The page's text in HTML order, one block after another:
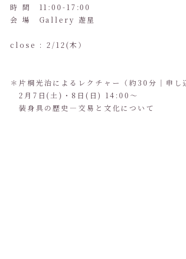
時 間 11:00-17:00
会 場 Gallery 遊星
close : 2/12(木）
＊片桐光治によるレクチャー（約30分｜申し
2月7日(土)・8日(日) 14:00〜
装身具の歴史—交易と文化について